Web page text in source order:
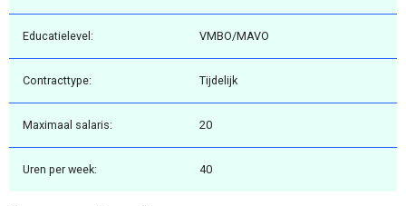
Educatielevel: VMBO/MAVO
Contracttype: Tijdelijk
Maximaal salaris: 20
Uren per week: 40